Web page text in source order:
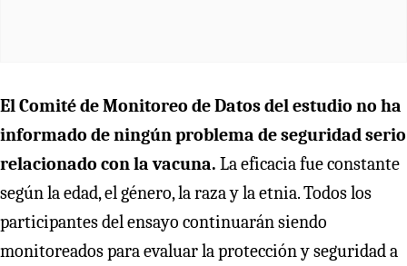
El Comité de Monitoreo de Datos del estudio no ha
informado de ningún problema de seguridad serio
relacionado con la vacuna. La eficacia fue constante
según la edad, el género, la raza y la etnia. Todos los
participantes del ensayo continuarán siendo
monitoreados para evaluar la protección y seguridad a